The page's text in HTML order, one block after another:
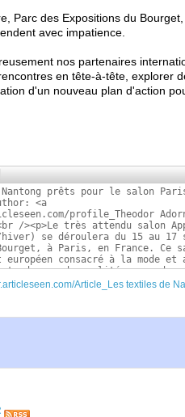
Parc des Expositions du
avec impatience.
nos partenaires
en tête-à-tête, explorer
d'un nouveau plan d'action
Article_Les textiles de